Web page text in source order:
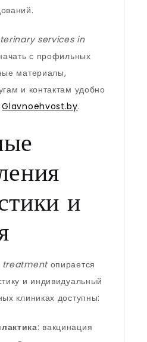
services in
с профильных
материалы,
и контактам удобно
Glavnoehvost.by.
и
treatmentопирается
и индивидуальный
клиниках доступны:
: вакцинация